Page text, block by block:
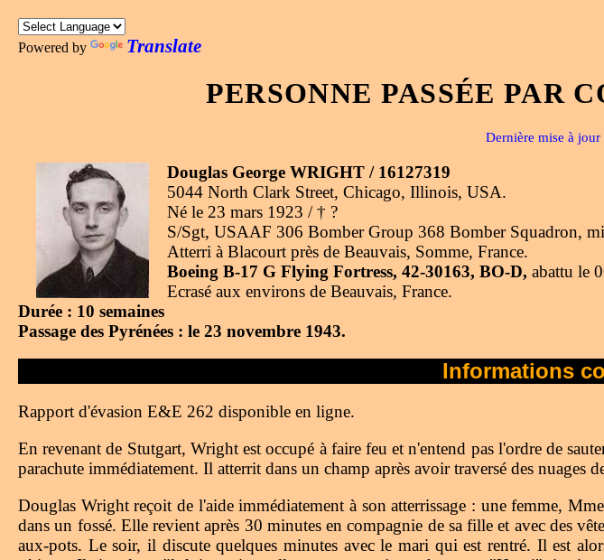
Powered by Translate
PERSONNE PASSÉE PAR
Dernière mise à
Douglas George WRIGHT / 16127319
5044 North Clark Street, Chicago, Illinois, USA.
Né le 23 mars 1923 / † ?
S/Sgt, USAAF 306 Bomber Group 368 Bomber Squadron,
Atterri à Blacourt près de Beauvais, Somme, France.
Boeing B-17 G Flying Fortress, 42-30163, BO-D, abattu le
Ecrasé aux environs de Beauvais, France.
Durée : 10 semaines
Passage des Pyrénées : le 23 novembre 1943.
Informations
Rapport d'évasion E&E 262 disponible en ligne.
En revenant de Stutgart, Wright est occupé à faire feu et n'entend pas l'ordre de
parachute immédiatement. Il atterrit dans un champ après avoir traversé des
Douglas Wright reçoit de l'aide immédiatement à son atterrissage : une femme,
dans un fossé. Elle revient après 30 minutes en compagnie de sa fille et avec des
aux-pots. Le soir, il discute quelques minutes avec le mari qui est rentré. Il est